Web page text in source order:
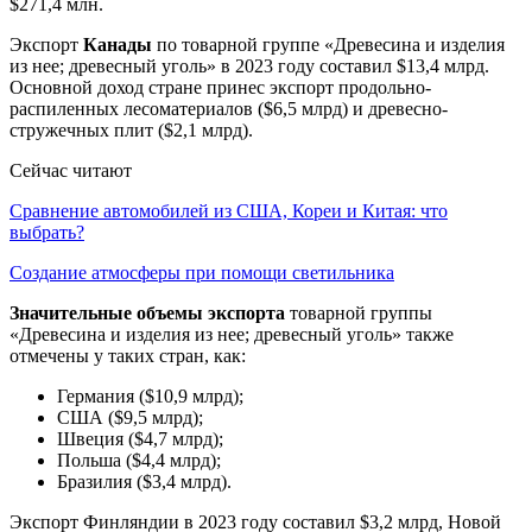
Экспорт Канады по товарной группе «Древесина и изделия
из нее; древесный уголь» в 2023 году составил $13,4 млрд.
Основной доход стране принес экспорт продольно-
распиленных лесоматериалов ($6,5 млрд) и древесно-
стружечных плит ($2,1 млрд).
Сейчас читают
Сравнение автомобилей из США, Кореи и Китая: что
выбрать?
Создание атмосферы при помощи светильника
Значительные объемы экспорта товарной группы
«Древесина и изделия из нее; древесный уголь» также
отмечены у таких стран, как:
Германия ($10,9 млрд);
США ($9,5 млрд);
Швеция ($4,7 млрд);
Польша ($4,4 млрд);
Бразилия ($3,4 млрд).
Экспорт Финляндии в 2023 году составил $3,2 млрд, Новой